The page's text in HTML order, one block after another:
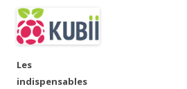
Les
indispensables